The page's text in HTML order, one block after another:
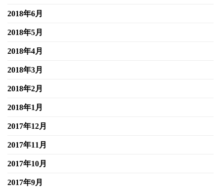
2018年6月
2018年5月
2018年4月
2018年3月
2018年2月
2018年1月
2017年12月
2017年11月
2017年10月
2017年9月